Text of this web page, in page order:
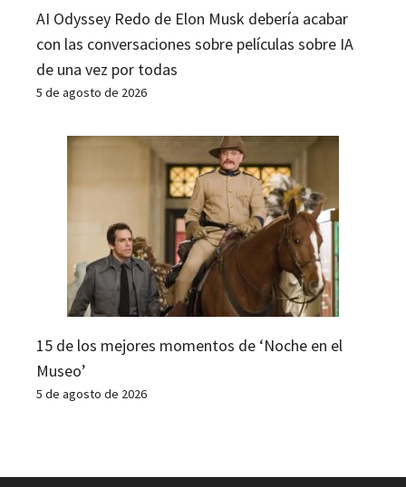
AI Odyssey Redo de Elon Musk debería acabar
con las conversaciones sobre películas sobre IA
de una vez por todas
5 de agosto de 2026
15 de los mejores momentos de ‘Noche en el
Museo’
5 de agosto de 2026